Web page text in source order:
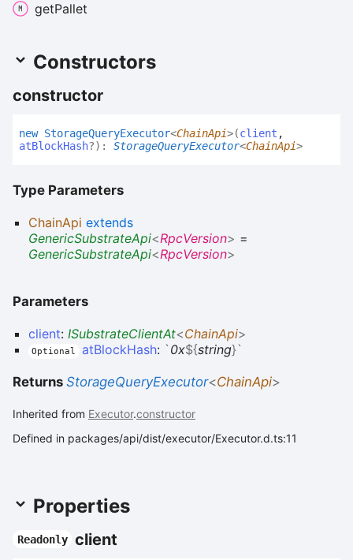
getPallet
Constructors
constructor
new StorageQueryExecutor<ChainApi>(client ,
atBlockHash?) : StorageQueryExecutor<ChainApi>
Type Parameters
ChainApi extends
GenericSubstrateApi<RpcVersion> =
GenericSubstrateApi<RpcVersion>
Parameters
client: ISubstrateClientAt<ChainApi>
Optional atBlockHash: ` 0x${string}`
Returns StorageQueryExecutor<ChainApi>
Inherited from Executor.constructor
Defined in packages/api/dist/executor/Executor.d.ts:11
Properties
Readonly client